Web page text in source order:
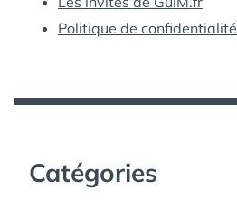
Politique de confidentialité
Catégories